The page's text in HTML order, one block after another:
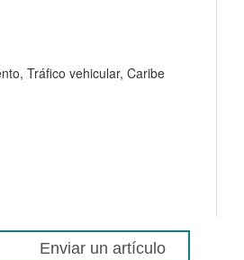
Tráfico vehicular, Caribe
Enviar un artículo